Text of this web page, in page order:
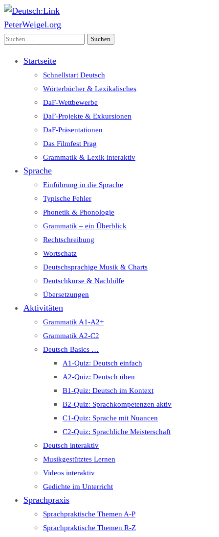
Deutsch:Link
Edu-Portál pro němčinu | Interaktiver Unterricht Deutsch als
Fremdsprache auf einen Blick
PeterWeigel.org
Suchen
Startseite
Schnellstart Deutsch
Wörterbücher & Lexikalisches
DaF-Wettbewerbe
DaF-Projekte & Exkursionen
DaF-Präsentationen
Das Filmfest Prag
Grammatik & Lexik interaktiv
Sprache
Einführung in die Sprache
Typische Fehler
Phonetik & Phonologie
Grammatik – ein Überblick
Rechtschreibung
Wortschatz
Deutschsprachige Musik & Charts
Deutschkurse & Nachhilfe
Übersetzungen
Aktivitäten
Grammatik A1-A2+
Grammatik A2-C2
Deutsch Basics …
A1-Quiz: Deutsch einfach
A2-Quiz: Deutsch üben
B1-Quiz: Deutsch im Kontext
B2-Quiz: Sprachkompetenzen aktiv
C1-Quiz: Sprache mit Nuancen
C2-Quiz: Sprachliche Meisterschaft
Deutsch interaktiv
Musikgestütztes Lernen
Videos interaktiv
Gedichte im Unterricht
Sprachpraxis
Sprachpraktische Themen A-P
Sprachpraktische Themen R-Z